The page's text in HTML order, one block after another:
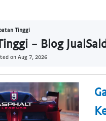
Tinggi
- Blog
on Aug 7, 2026